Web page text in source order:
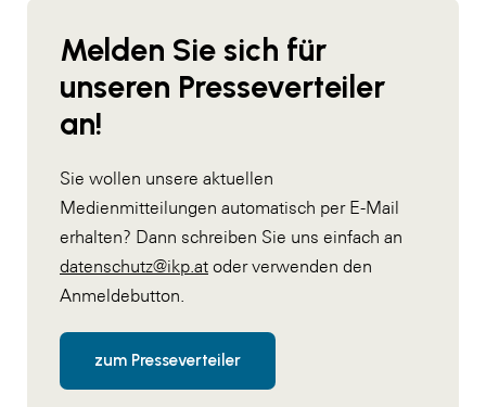
Melden Sie sich für
unseren Presseverteiler
an!
Sie wollen unsere aktuellen
Medienmitteilungen automatisch per E-Mail
erhalten? Dann schreiben Sie uns einfach an
datenschutz@ikp.at oder verwenden den
Anmeldebutton.
zum Presseverteiler